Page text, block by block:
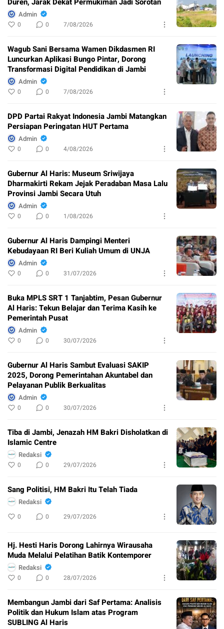
Admin
0 0 7/08/2026
Wagub Sani Bersama Wamen Dikdasmen RI
Luncurkan Aplikasi Bungo Pintar, Dorong
Transformasi Digital Pendidikan di Jambi
Admin
0 0 7/08/2026
DPD Partai Rakyat Indonesia Jambi Matangkan
Persiapan Peringatan HUT Pertama
Admin
0 0 4/08/2026
Gubernur Al Haris: Museum Sriwijaya
Dharmakirti Rekam Jejak Peradaban Masa Lalu
Provinsi Jambi Secara Utuh
Admin
0 0 1/08/2026
Gubernur Al Haris Dampingi Menteri
Kebudayaan RI Beri Kuliah Umum di UNJA
Admin
0 0 31/07/2026
Buka MPLS SRT 1 Tanjabtim, Pesan Gubernur
Al Haris: Tekun Belajar dan Terima Kasih ke
Pemerintah Pusat
Admin
0 0 30/07/2026
Gubernur Al Haris Sambut Evaluasi SAKIP
2025, Dorong Pemerintahan Akuntabel dan
Pelayanan Publik Berkualitas
Admin
0 0 30/07/2026
Tiba di Jambi, Jenazah HM Bakri Disholatkan di
Islamic Centre
Redaksi
0 0 29/07/2026
Sang Politisi, HM Bakri Itu Telah Tiada
Redaksi
0 0 29/07/2026
Hj. Hesti Haris Dorong Lahirnya Wirausaha
Muda Melalui Pelatihan Batik Kontemporer
Redaksi
0 0 28/07/2026
Membangun Jambi dari Saf Pertama: Analisis
Politik dan Hukum Islam atas Program
SUBLING Al Haris